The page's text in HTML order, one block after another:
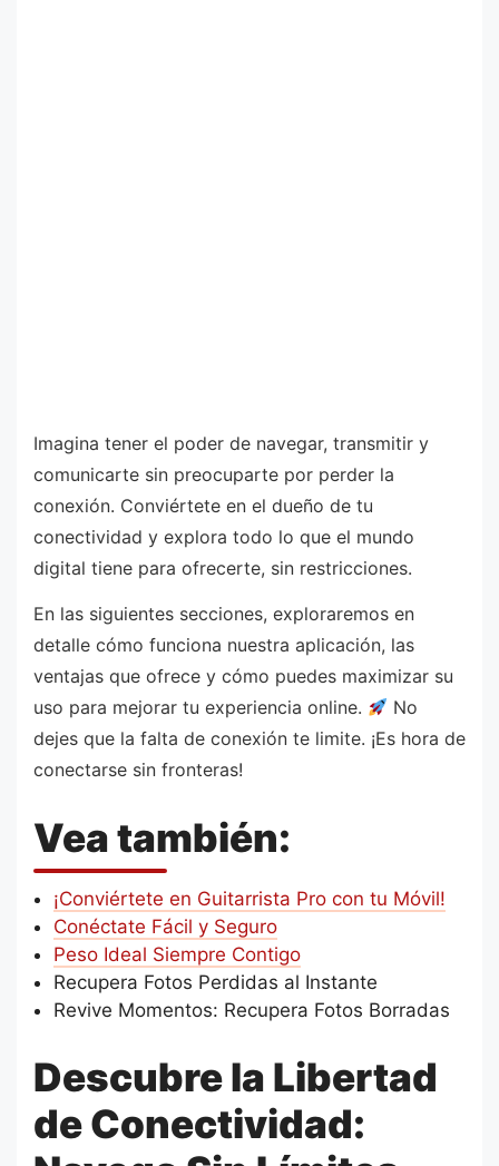
Imagina tener el poder de navegar, transmitir y
comunicarte sin preocuparte por perder la
conexión. Conviértete en el dueño de tu
conectividad y explora todo lo que el mundo
digital tiene para ofrecerte, sin restricciones.
En las siguientes secciones, exploraremos en
detalle cómo funciona nuestra aplicación, las
ventajas que ofrece y cómo puedes maximizar su
uso para mejorar tu experiencia online.
No
dejes que la falta de conexión te limite. ¡Es hora de
conectarse sin fronteras!
Vea también:
¡Conviértete en Guitarrista Pro con tu Móvil!
Conéctate Fácil y Seguro
Peso Ideal Siempre Contigo
Recupera Fotos Perdidas al Instante
Revive Momentos: Recupera Fotos Borradas
Descubre la Libertad
de Conectividad: